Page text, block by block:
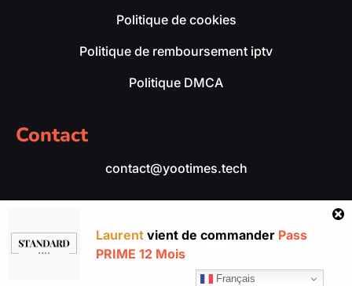
Politique de cookies
Politique de remboursement iptv
Politique DMCA
Contact
contact@yootimes.tech
yootimes.tech – Tous droits réservés 2026.
Français
Laurent vient de commander Pass
PRIME 12 Mois